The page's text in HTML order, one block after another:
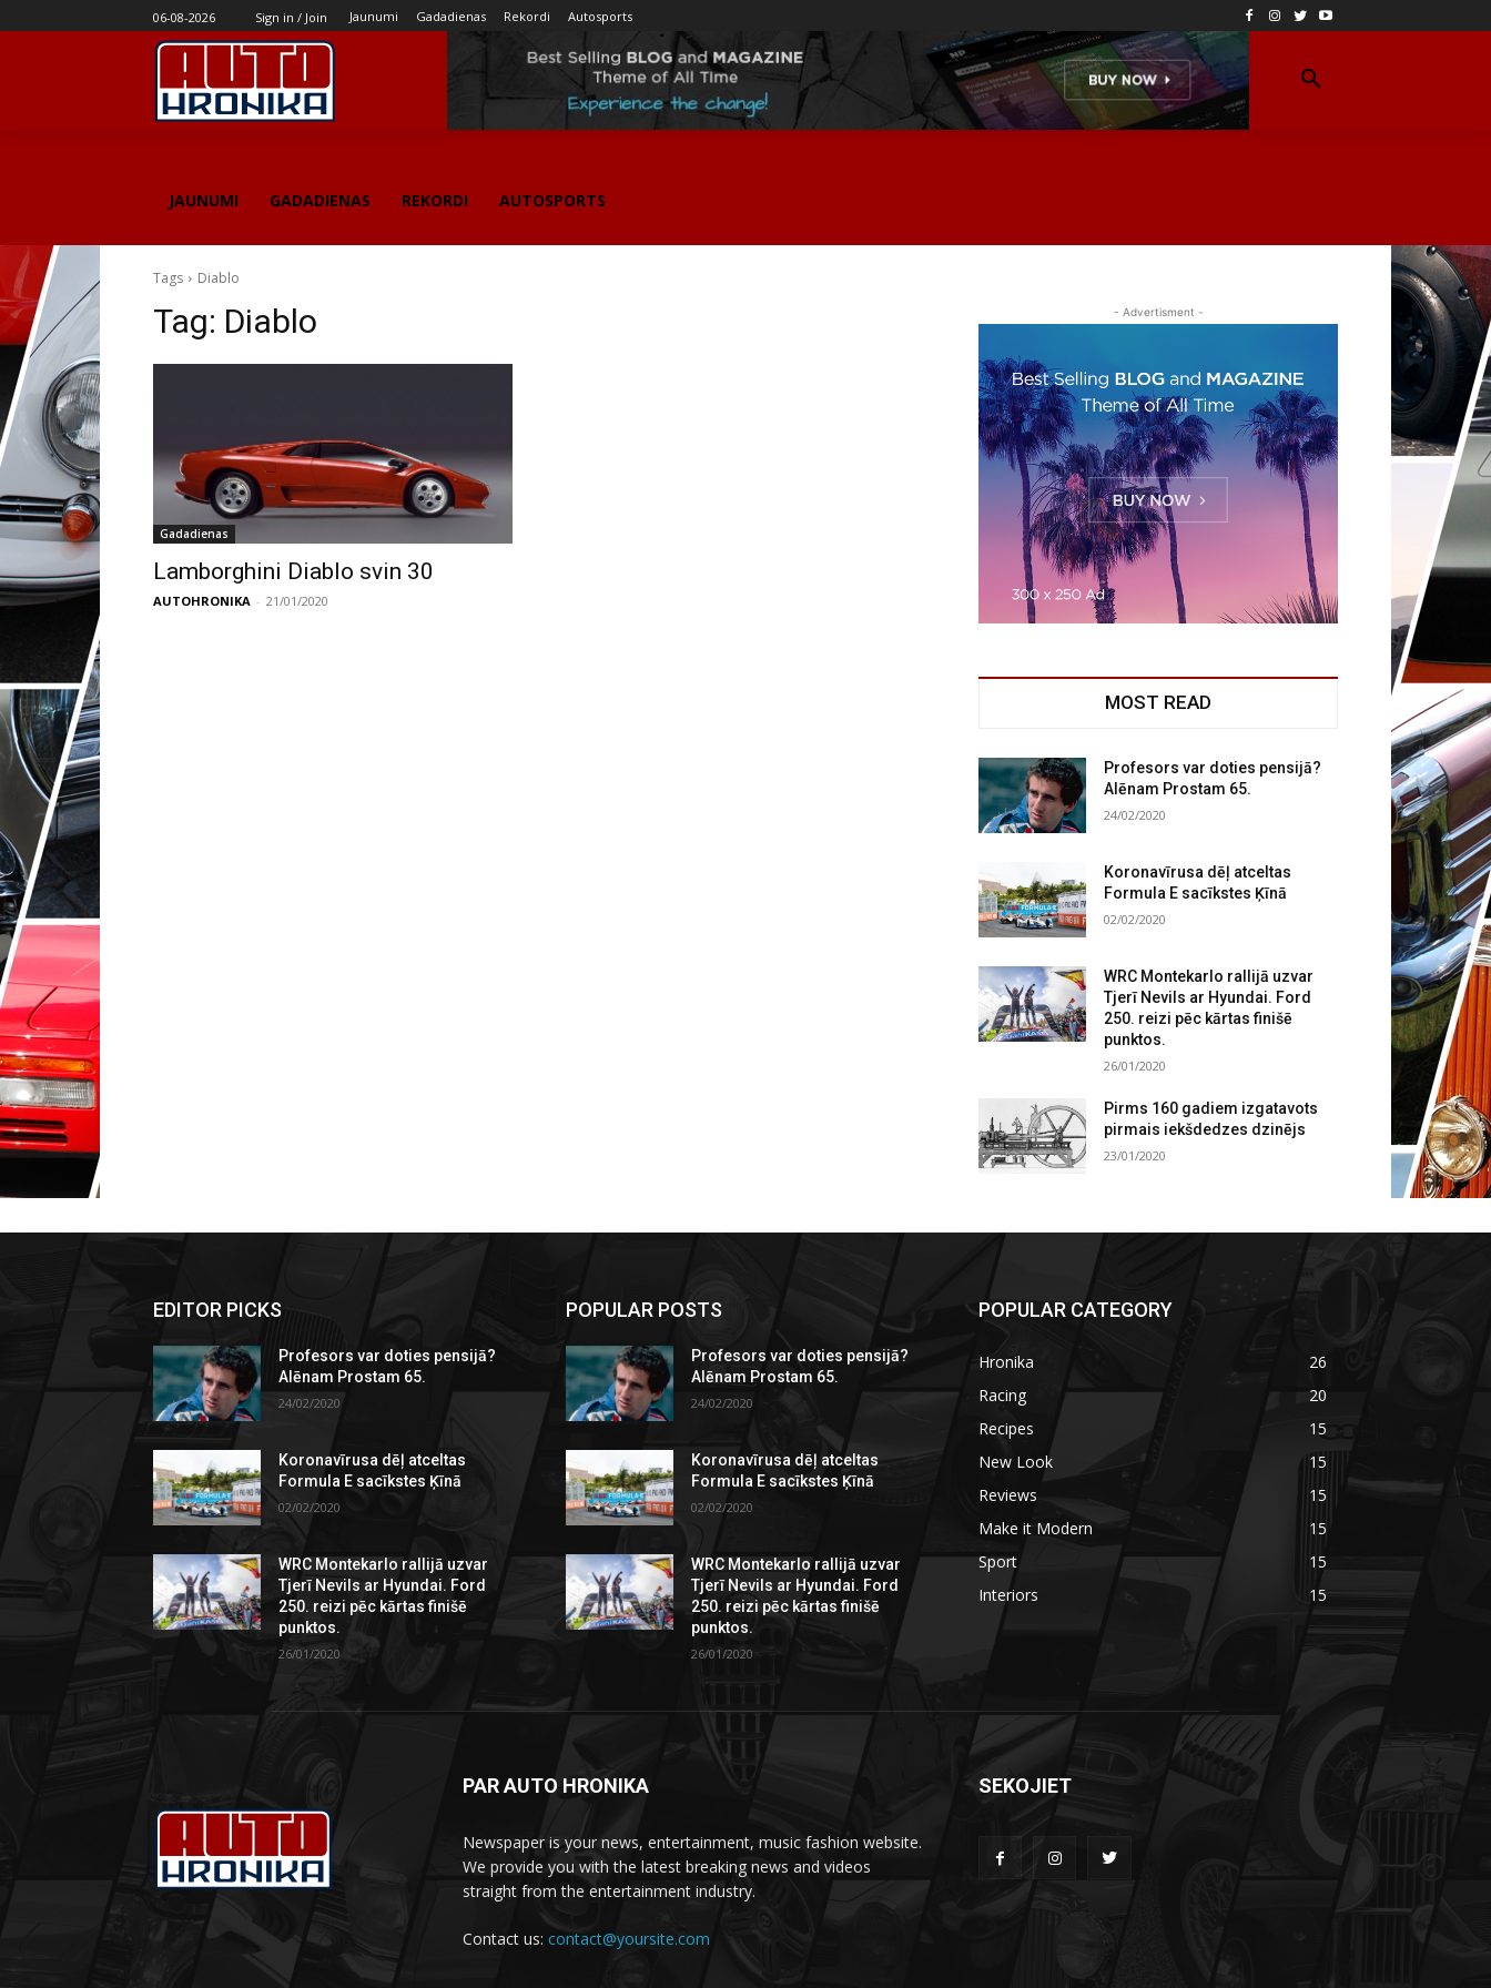
06-08-2026 Sign in / Join Jaunumi Gadadienas Rekordi Autosports
JAUNUMI GADADIENAS REKORDI AUTOSPORTS
Tags Diablo
Tag: Diablo
Gadadienas
Lamborghini Diablo svin 30
AUTOHRONIKA - 21/01/2020
- Advertisment -
MOST READ
Profesors var doties pensijā?
Alēnam Prostam 65.
24/02/2020
Koronavīrusa dēļ atceltas
Formula E sacīkstes Ķīnā
02/02/2020
WRC Montekarlo rallijā uzvar
Tjerī Nevils ar Hyundai. Ford
250. reizi pēc kārtas finišē
punktos.
26/01/2020
Pirms 160 gadiem izgatavots
pirmais iekšdedzes dzinējs
23/01/2020
EDITOR PICKS
Profesors var doties pensijā?
Alēnam Prostam 65.
24/02/2020
Koronavīrusa dēļ atceltas
Formula E sacīkstes Ķīnā
02/02/2020
WRC Montekarlo rallijā uzvar
Tjerī Nevils ar Hyundai. Ford
250. reizi pēc kārtas finišē
punktos.
26/01/2020
POPULAR POSTS
Profesors var doties pensijā?
Alēnam Prostam 65.
24/02/2020
Koronavīrusa dēļ atceltas
Formula E sacīkstes Ķīnā
02/02/2020
WRC Montekarlo rallijā uzvar
Tjerī Nevils ar Hyundai. Ford
250. reizi pēc kārtas finišē
punktos.
26/01/2020
POPULAR CATEGORY
Hronika
26
Racing
20
Recipes
15
New Look
15
Reviews
15
Make it Modern
15
Sport
15
Interiors
15
PAR AUTO HRONIKA
Newspaper is your news, entertainment, music fashion website.
We provide you with the latest breaking news and videos
straight from the entertainment industry.
Contact us: contact@yoursite.com
SEKOJIET